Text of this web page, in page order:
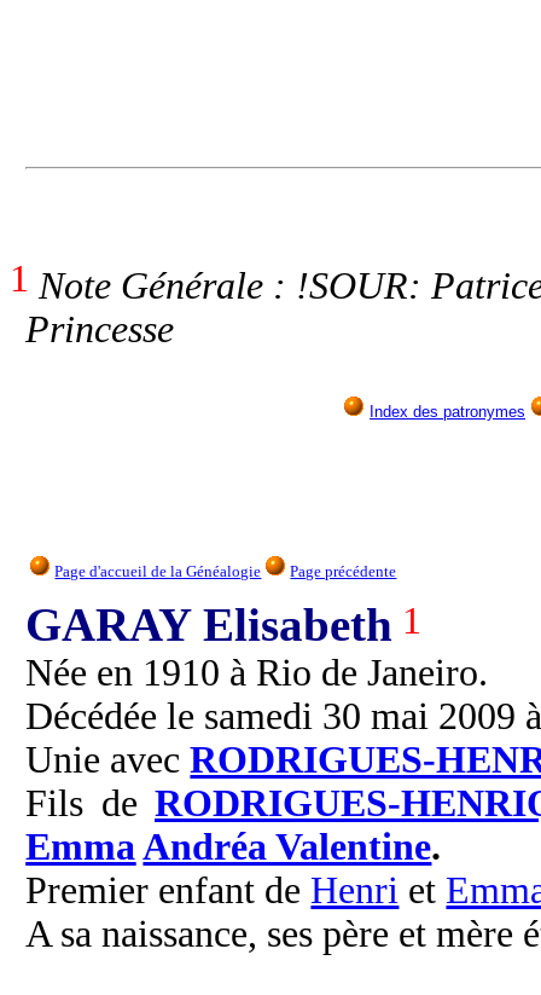
1 Note Générale : !SOUR:
Princesse
Index des patronymes
Page d'accueil de la Généalogie Page précédente
GARAY Elisabeth 1
Née en 1910 à Rio de Janeiro.
Décédée le samedi 30 mai 2009
Unie avecRODRIGUES-
Fils deRODRIGUES-
EmmaAndréa Valentine.
Premier enfant de Henri et
A sa naissance, ses père et mère